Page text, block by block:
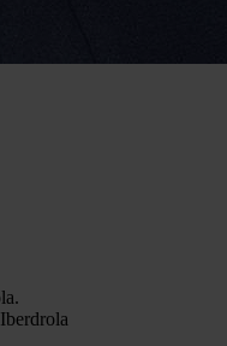
Iberdrola